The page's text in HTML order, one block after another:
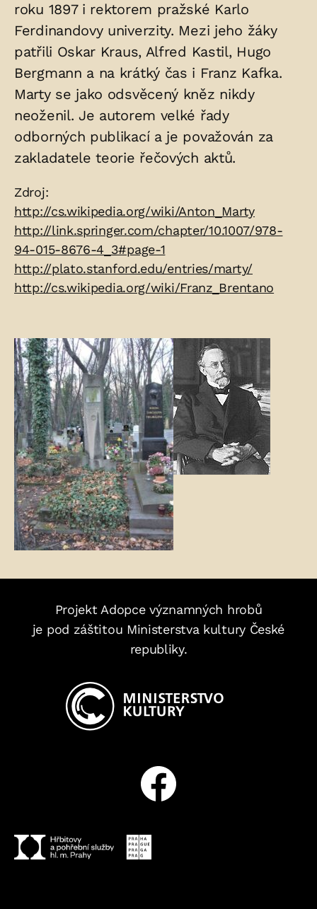
roku 1897 i rektorem pražské Karlo
Ferdinandovy univerzity. Mezi jeho žáky
patřili Oskar Kraus, Alfred Kastil, Hugo
Bergmann a na krátký čas i Franz Kafka.
Marty se jako odsvěcený kněz nikdy
neoženil. Je autorem velké řady
odborných publikací a je považován za
zakladatele teorie řečových aktů.
Zdroje:
Zdroj:
http://cs.wikipedia.org/wiki/Anton_Marty
http://link.springer.com/chapter/10.1007/978-
94-015-8676-4_3#page-1
http://plato.stanford.edu/entries/marty/
http://cs.wikipedia.org/wiki/Franz_Brentano
Fotogalerie:
Projekt Adopce významných hrobů
je pod záštitou Ministerstva kultury České
republiky.
Facebook